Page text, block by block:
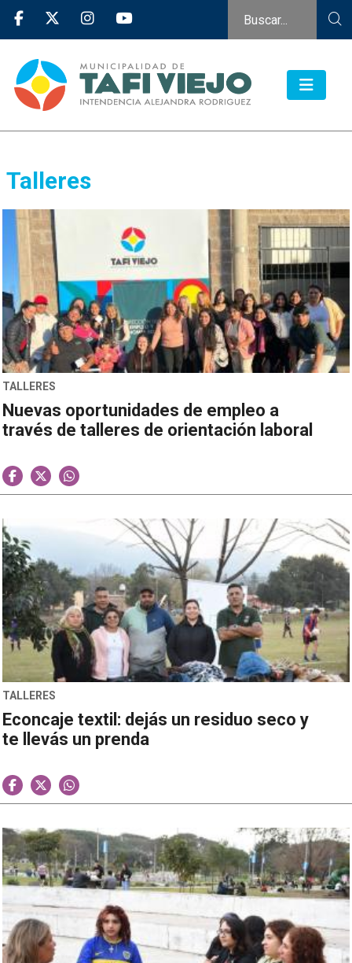
Talleres
TALLERES
Nuevas oportunidades de empleo a
través de talleres de orientación laboral
TALLERES
Econcaje textil: dejás un residuo seco y
te llevás un prenda